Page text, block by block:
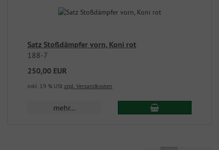
Satz Stoßdämpfer vorn, Koni rot
188-7
250,00 EUR
inkl. 19 % USt zzgl. Versandkosten
mehr...